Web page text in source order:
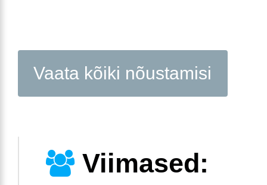
Vaata kõiki nõustamisi
Viimased: